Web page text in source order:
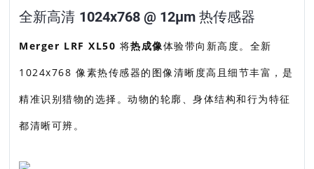
全新高清 1024x768 @ 12µm 热传感器
Merger LRF XL50 将热成像体验带向新高度。全新
1024x768 像素热传感器的图像清晰度高且细节丰富，是
精准识别猎物的选择。动物的轮廓、身体结构和行为特征
都清晰可辨。